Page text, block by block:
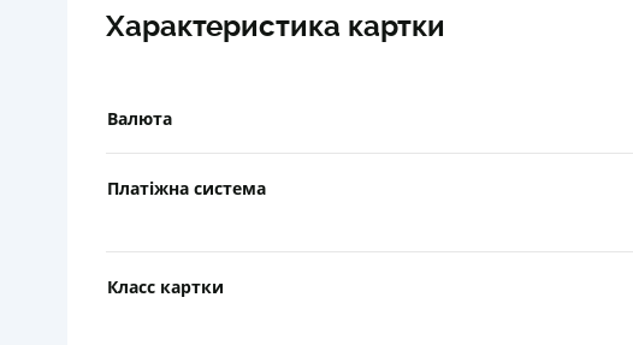
Характеристика картки
Валюта
Платіжна система
Класс картки